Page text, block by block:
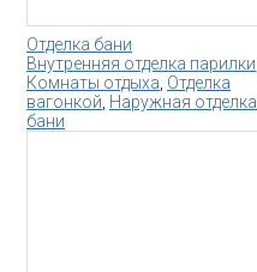
Отделка бани
Внутренняя отделка парилки
Комнаты отдыха Отделка
вагонкой Наружная отделка
бани